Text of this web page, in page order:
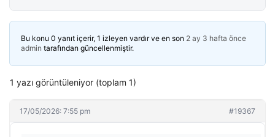
Bu konu 0 yanıt içerir, 1 izleyen vardır ve en son 2 ay 3 hafta önce
admin tarafından güncellenmiştir.
1 yazı görüntüleniyor (toplam 1)
17/05/2026: 7:55 pm #19367